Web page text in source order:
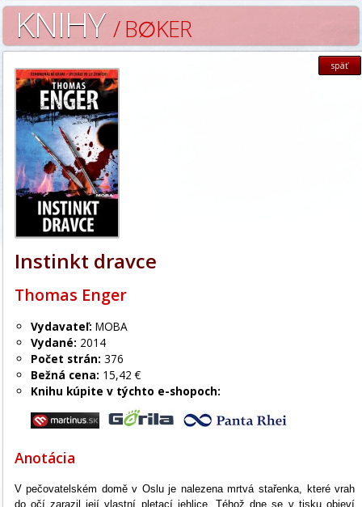
KNIHY/ B∅KER
späť
Instinkt dravce
Thomas Enger
Vydavateľ: MOBA
Vydané: 2014
Počet strán: 376
Bežná cena: 15,42 €
Knihu kúpite v týchto e-shopoch:
Anotácia
V pečovatelském domě v Oslu je nalezena mrtvá stařenka, které vrah
do očí zarazil její vlastní pletací jehlice. Téhož dne se v tisku objeví